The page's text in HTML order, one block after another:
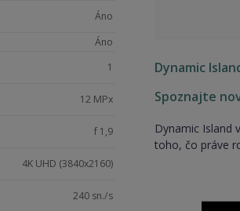
Áno
Áno
1
12 MPx
f 1,9
4K UHD (3840x2160)
240 sn./s
Dynamic
Spoznajte
Dynamic Island
toho, čo práve